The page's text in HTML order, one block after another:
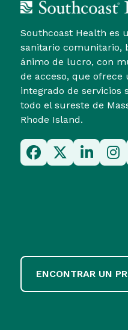
Southcoast Health es
sanitario comunitario,
ánimo de lucro, con
de acceso, que ofrece
integrado de servicios
todo el sureste de
Rhode Island.
ENCONTRAR UN